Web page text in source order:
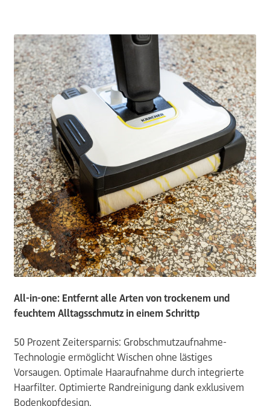
All-in-one: Entfernt alle Arten von trockenem und
feuchtem Alltagsschmutz in einem Schrittp
50 Prozent Zeitersparnis: Grobschmutzaufnahme-
Technologie ermöglicht Wischen ohne lästiges
Vorsaugen. Optimale Haaraufnahme durch integrierte
Haarfilter. Optimierte Randreinigung dank exklusivem
Bodenkopfdesign.